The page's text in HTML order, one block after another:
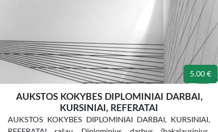
5.00 €
AUKSTOS KOKYBES DIPLOMINIAI DARBAI,
KURSINIAI, REFERATAI
AUKSTOS KOKYBES DIPLOMINIAI DARBAI, KURSINIAI,